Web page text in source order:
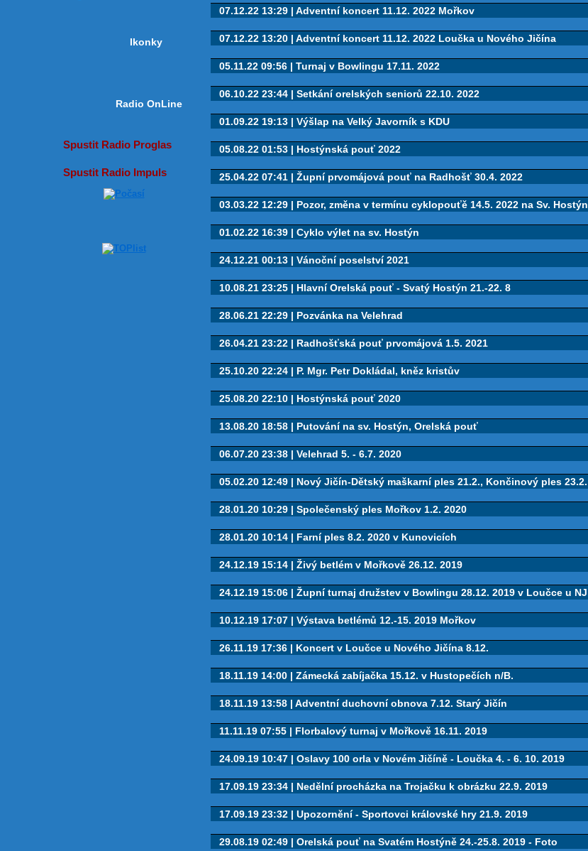
Ikonky
Radio OnLine
Spustit Radio Proglas
Spustit Radio Impuls
07.12.22 13:29 | Adventní koncert 11.12. 2022 Mořkov
07.12.22 13:20 | Adventní koncert 11.12. 2022 Loučka u Nového Jičína
05.11.22 09:56 | Turnaj v Bowlingu 17.11. 2022
06.10.22 23:44 | Setkání orelských seniorů 22.10. 2022
01.09.22 19:13 | Výšlap na Velký Javorník s KDU
05.08.22 01:53 | Hostýnská pouť 2022
25.04.22 07:41 | Župní prvomájová pouť na Radhošť 30.4. 2022
03.03.22 12:29 | Pozor, změna v termínu cyklopouťě 14.5. 2022 na Sv. Hostýn
01.02.22 16:39 | Cyklo výlet na sv. Hostýn
24.12.21 00:13 | Vánoční poselství 2021
10.08.21 23:25 | Hlavní Orelská pouť - Svatý Hostýn 21.-22. 8
28.06.21 22:29 | Pozvánka na Velehrad
26.04.21 23:22 | Radhošťská pouť prvomájová 1.5. 2021
25.10.20 22:24 | P. Mgr. Petr Dokládal, kněz kristův
25.08.20 22:10 | Hostýnská pouť 2020
13.08.20 18:58 | Putování na sv. Hostýn, Orelská pouť
06.07.20 23:38 | Velehrad 5. - 6.7. 2020
05.02.20 12:49 | Nový Jičín-Dětský maškarní ples 21.2., Končinový ples 23.2.
28.01.20 10:29 | Společenský ples Mořkov 1.2. 2020
28.01.20 10:14 | Farní ples 8.2. 2020 v Kunovicích
24.12.19 15:14 | Živý betlém v Mořkově 26.12. 2019
24.12.19 15:06 | Župní turnaj družstev v Bowlingu 28.12. 2019 v Loučce u NJ
10.12.19 17:07 | Výstava betlémů 12.-15. 2019 Mořkov
26.11.19 17:36 | Koncert v Loučce u Nového Jičína 8.12.
18.11.19 14:00 | Zámecká zabíjačka 15.12. v Hustopečích n/B.
18.11.19 13:58 | Adventní duchovní obnova 7.12. Starý Jičín
11.11.19 07:55 | Florbalový turnaj v Mořkově 16.11. 2019
24.09.19 10:47 | Oslavy 100 orla v Novém Jičíně - Loučka 4. - 6. 10. 2019
17.09.19 23:34 | Nedělní procházka na Trojačku k obrázku 22.9. 2019
17.09.19 23:32 | Upozornění - Sportovci královské hry 21.9. 2019
29.08.19 02:49 | Orelská pouť na Svatém Hostýně 24.-25.8. 2019 - Foto